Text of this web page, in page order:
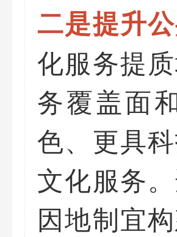
二是提升
化服务提
务覆盖面
色、更具
文化服务
因地制宜